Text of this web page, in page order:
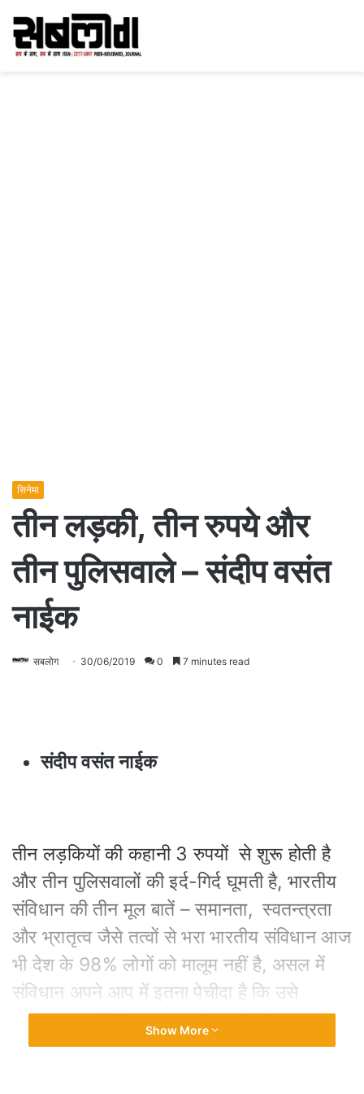
सिनेमा
तीन लड़की, तीन रुपये और
तीन पुलिसवाले – संदीप वसंत
नाईक
सबलोग 30/06/2019 0 7 minutes read
संदीप वसंत नाईक
तीन लड़कियों की कहानी 3 रुपयों से शुरू होती है
और तीन पुलिसवालों की इर्द-गिर्द घूमती है, भारतीय
संविधान की तीन मूल बातें – समानता, स्वतन्त्रता
और भ्रातृत्व जैसे तत्वों से भरा भारतीय संविधान आज
भी देश के 98% लोगों को मालूम नहीं है, असल में
संविधान अपने आप में इतना पेचीदा है कि उसे
समझना उसकी क्लिष्ट भाषा को अर्थ सहित पचा पाना
और उसका इंटरप्रिटेशन कर पाना इस देश के सिर्फ
Show More